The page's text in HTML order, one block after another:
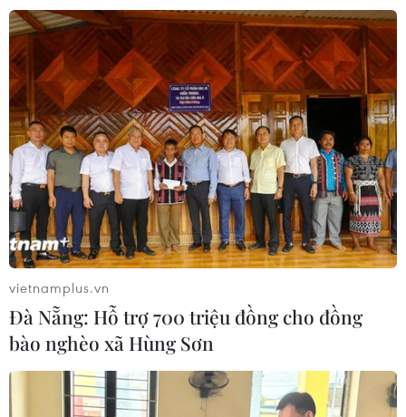
vietnamplus.vn
Đà Nẵng: Hỗ trợ 700 triệu đồng cho đồng
bào nghèo xã Hùng Sơn